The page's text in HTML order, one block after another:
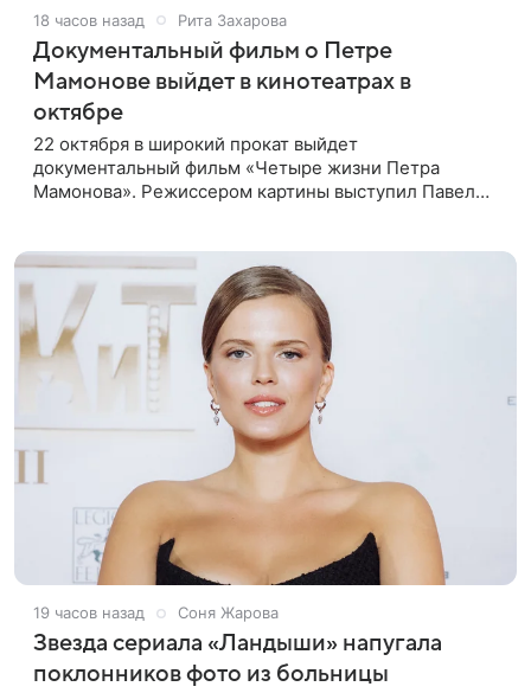
18 часов назад Рита Захарова
Документальный фильм о Петре
Мамонове выйдет в кинотеатрах в
октябре
22 октября в широкий прокат выйдет
документальный фильм «Четыре жизни Петра
Мамонова». Режиссером картины выступил Павел
19 часов назад Соня Жарова
Звезда сериала «Ландыши» напугала
поклонников фото из больницы